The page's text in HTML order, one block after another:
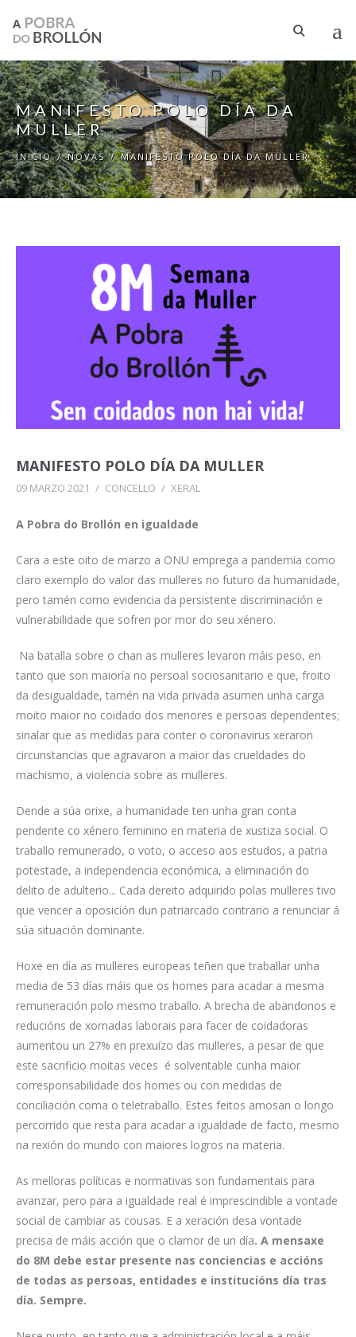
MANIFESTO POLO DÍA DA
MULLER
INICIO / NOVAS / MANIFESTO POLO DÍA DA MULLER
MANIFESTO POLO DÍA DA MULLER
09 MARZO 2021 / CONCELLO / XERAL
A Pobra do Brollón en igualdade
Cara a este oito de marzo a ONU emprega a pandemia como
claro exemplo do valor das mulleres no futuro da humanidade,
pero tamén como evidencia da persistente discriminación e
vulnerabilidade que sofren por mor do seu xénero.
Na batalla sobre o chan as mulleres levaron máis peso, en
tanto que son maioría no persoal sociosanitario e que, froito
da desigualdade, tamén na vida privada asumen unha carga
moito maior no coidado dos menores e persoas dependentes;
sinalar que as medidas para conter o coronavirus xeraron
circunstancias que agravaron a maior das crueldades do
machismo, a violencia sobre as mulleres.
Dende a súa orixe, a humanidade ten unha gran conta
pendente co xénero feminino en materia de xustiza social. O
traballo remunerado, o voto, o acceso aos estudos, a patria
potestade, a independencia económica, a eliminación do
delito de adulterio... Cada dereito adquirido polas mulleres tivo
que vencer a oposición dun patriarcado contrario a renunciar á
súa situación dominante.
Hoxe en día as mulleres europeas teñen que traballar unha
media de 53 días máis que os homes para acadar a mesma
remuneración polo mesmo traballo. A brecha de abandonos e
reducións de xornadas laborais para facer de coidadoras
aumentou un 27% en prexuízo das mulleres, a pesar de que
este sacrificio moitas veces é solventable cunha maior
corresponsabilidade dos homes ou con medidas de
conciliación coma o teletraballo. Estes feitos amosan o longo
percorrido que resta para acadar a igualdade de facto, mesmo
na rexión do mundo con maiores logros na materia.
As melloras políticas e normativas son fundamentais para
avanzar, pero para a igualdade real é imprescindible a vontade
social de cambiar as cousas. E a xeración desa vontade
precisa de máis acción que o clamor de un día. A mensaxe
do 8M debe estar presente nas conciencias e accións
de todas as persoas, entidades e institucións día tras
día. Sempre.